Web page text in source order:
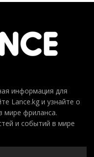
информация для
Lance.kg и узнайте о
мире фриланса.
и событий в мире